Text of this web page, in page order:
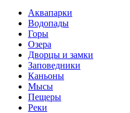
Аквапарки
Водопады
Горы
Озера
Дворцы и замки
Заповедники
Каньоны
Мысы
Пещеры
Реки